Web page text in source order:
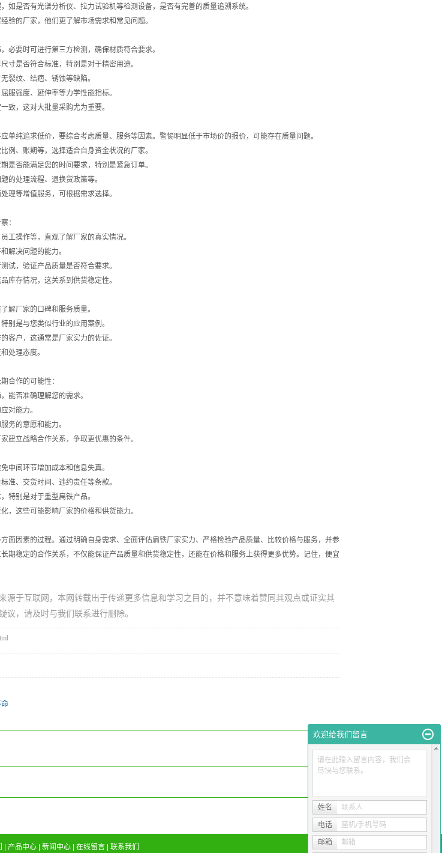
如是否有光谱分析仪、拉力试验机等检测设备，是否有完善的质量追溯系统。
验的厂家，他们更了解市场需求和常见问题。
必要时可进行第三方检测，确保材质符合要求。
寸是否符合标准，特别是对于精密用途。
裂纹、结疤、锈蚀等缺陷。
服强度、延伸率等力学性能指标。
致，这对大批量采购尤为重要。
单纯追求低价，要综合考虑质量、服务等因素。警惕明显低于市场价的报价，可能存在质量问题。
例、账期等，选择适合自身资金状况的厂家。
是否能满足您的时间要求，特别是紧急订单。
的处理流程、退换货政策等。
理等增值服务，可根据需求选择。
：
工操作等，直观了解厂家的真实情况。
解决问题的能力。
试，验证产品质量是否符合要求。
库存情况，这关系到供货稳定性。
解厂家的口碑和服务质量。
别是与您类似行业的应用案例。
客户，这通常是厂家实力的佐证。
处理态度。
合作的可能性：
能否准确理解您的需求。
对能力。
务的意愿和能力。
建立战略合作关系，争取更优惠的条件。
中间环节增加成本和信息失真。
准、交货时间、违约责任等条款。
特别是对于重型扁铁产品。
，这些可能影响厂家的价格和供货能力。
面因素的过程。通过明确自身需求、全面评估扁铁厂家实力、严格检验产品质量、比较价格与服务，并参
期稳定的合作关系，不仅能保证产品质量和供货稳定性，还能在价格和服务上获得更多优势。记住，便宜
源于互联网，本网转载出于传递更多信息和学习之目的，并不意味着赞同其观点或证实其
议，请及时与我们联系进行删除。
产品中心| 新闻中心| 在线留言| 联系我们
欢迎给我们留言
请在此输入留言内容，我们会
尽快与您联系。
姓名 联系人
电话 座机/手机号码
邮箱 邮箱